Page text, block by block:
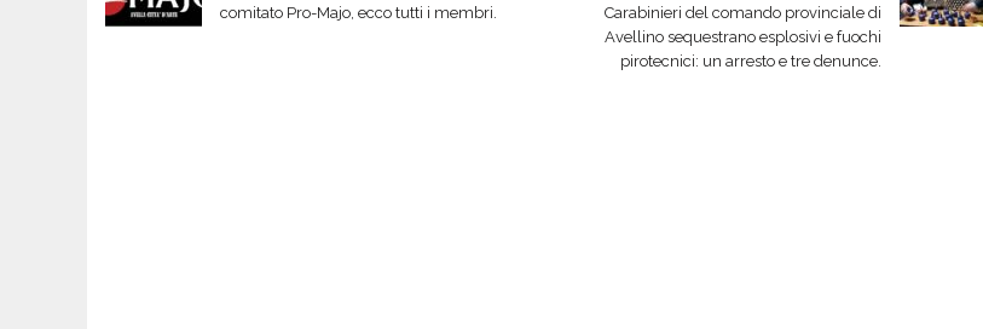
comitato Pro-Majo, ecco tutti i membri.
Carabinieri del comando provinciale di
Avellino sequestrano esplosivi e fuochi
pirotecnici: un arresto e tre denunce.